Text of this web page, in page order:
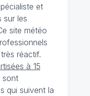
et
sur les
site météo
réactif.
à 15
sont
qui suivent la